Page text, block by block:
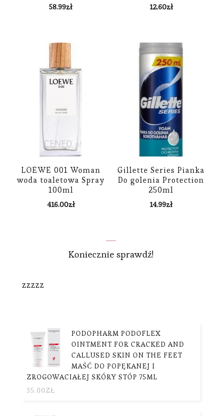
58.99zł 12.60zł
LOEWE 001 Woman
woda toaletowa Spray
100ml
416.00zł
Gillette Series Pianka
Do golenia Protection
250ml
14.99zł
Koniecznie sprawdź!
zzzzz
PODOPHARM PODOFLEX
OINTMENT FOR CRACKED AND
CALLUSED SKIN ON THE FEET
MAŚĆ DO POPĘKANEJ I
ZROGOWACIAŁEJ SKÓRY STÓP 75ML
35.00ZŁ